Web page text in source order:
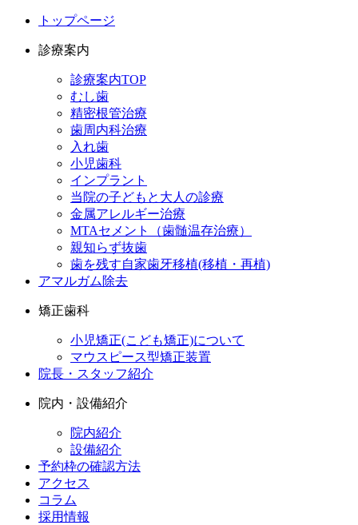
トップページ
診療案内
診療案内TOP
むし歯
精密根管治療
歯周内科治療
入れ歯
小児歯科
インプラント
当院の子どもと大人の診療
金属アレルギー治療
MTAセメント（歯髄温存治療）
親知らず抜歯
歯を残す自家歯牙移植(移植・再植)
アマルガム除去
矯正歯科
小児矯正(こども矯正)について
マウスピース型矯正装置
院長・スタッフ紹介
院内・設備紹介
院内紹介
設備紹介
予約枠の確認方法
アクセス
コラム
採用情報